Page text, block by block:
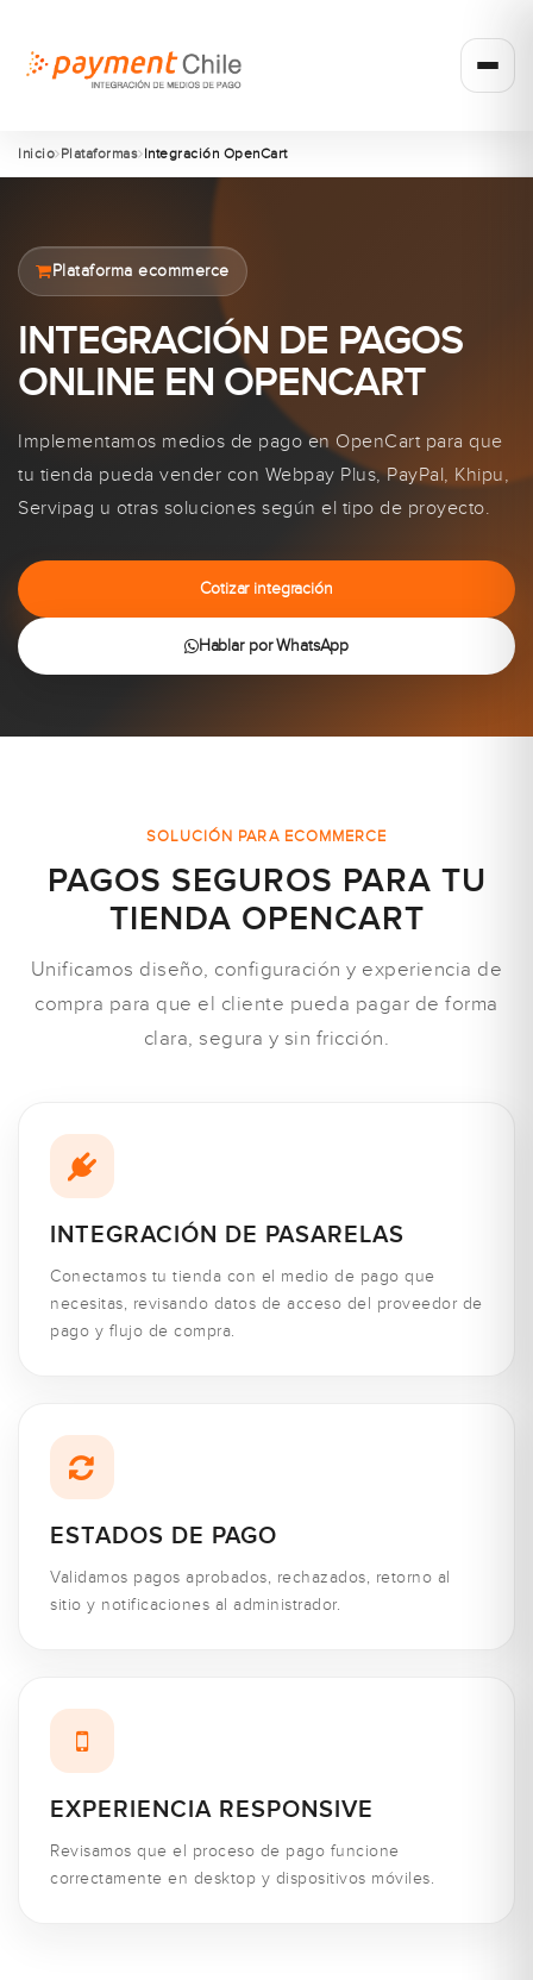
Inicio Plataformas Integración OpenCart
Plataforma ecommerce
INTEGRACIÓN DE PAGOS
ONLINE EN OPENCART
Implementamos medios de pago en OpenCart para que
tu tienda pueda vender con Webpay Plus, PayPal, Khipu,
Servipag u otras soluciones según el tipo de proyecto.
Cotizar integración
Hablar por WhatsApp
SOLUCIÓN PARA ECOMMERCE
PAGOS SEGUROS PARA TU
TIENDA OPENCART
Unificamos diseño, configuración y experiencia de
compra para que el cliente pueda pagar de forma
clara, segura y sin fricción.
INTEGRACIÓN DE PASARELAS
Conectamos tu tienda con el medio de pago que
necesitas, revisando datos de acceso del proveedor de
pago y flujo de compra.
ESTADOS DE PAGO
Validamos pagos aprobados, rechazados, retorno al
sitio y notificaciones al administrador.
EXPERIENCIA RESPONSIVE
Revisamos que el proceso de pago funcione
correctamente en desktop y dispositivos móviles.